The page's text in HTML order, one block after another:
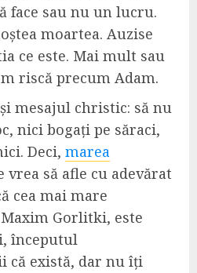
face sau nu un lucru.
moartea. Auzise
ce este. Mai mult sau
riscă precum Adam.
mesajul christic: să nu
nici bogați pe săraci,
Deci, marea
să afle cu adevărat
cea mai mare
Gorlitki, este
începutul
că există, dar nu îți